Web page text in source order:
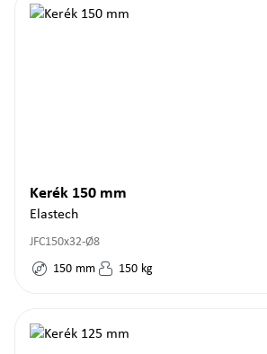
Kerék 150 mm
Elastech
JFC150x32-Ø8
150 mm 150 kg